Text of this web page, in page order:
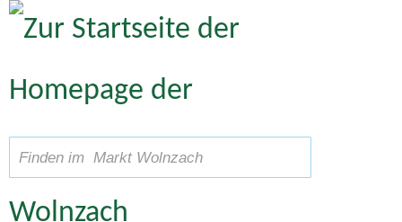
Zum Inhalt
Schriftgröße A A A